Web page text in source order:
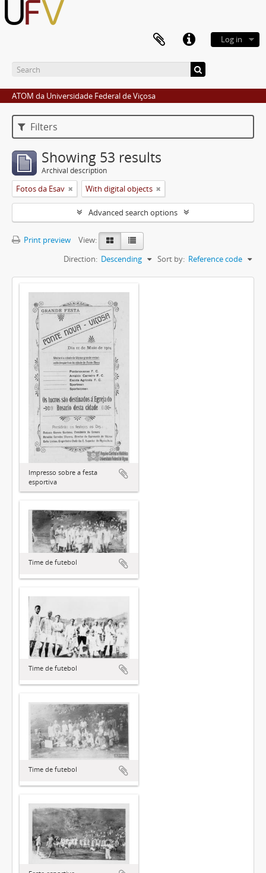
Log in
ATOM da Universidade Federal de Viçosa
Filters
Showing 53 results
Archival description
Fotos da Esav With digital objects
Advanced search options
Print preview
View:
Sort by: Reference code
Direction: Descending
Impresso sobre a festa
esportiva
Time de futebol
Time de futebol
Time de futebol